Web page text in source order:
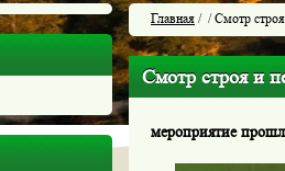
Главная / / Смотр
Смотр строя и
мероприятие